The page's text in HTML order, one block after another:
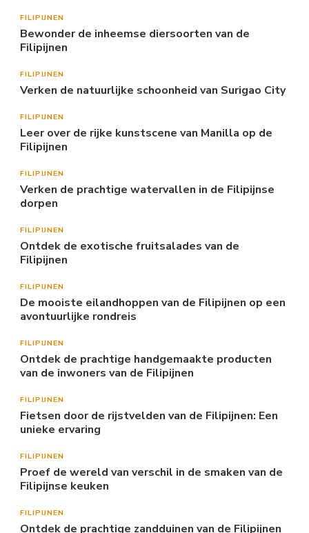
FILIPIJNEN
Bewonder de inheemse diersoorten van de
Filipijnen
FILIPIJNEN
Verken de natuurlijke schoonheid van Surigao City
FILIPIJNEN
Leer over de rijke kunstscene van Manilla op de
Filipijnen
FILIPIJNEN
Verken de prachtige watervallen in de Filipijnse
dorpen
FILIPIJNEN
Ontdek de exotische fruitsalades van de
Filipijnen
FILIPIJNEN
De mooiste eilandhoppen van de Filipijnen op een
avontuurlijke rondreis
FILIPIJNEN
Ontdek de prachtige handgemaakte producten
van de inwoners van de Filipijnen
FILIPIJNEN
Fietsen door de rijstvelden van de Filipijnen: Een
unieke ervaring
FILIPIJNEN
Proef de wereld van verschil in de smaken van de
Filipijnse keuken
FILIPIJNEN
Ontdek de prachtige zandduinen van de Filipijnen